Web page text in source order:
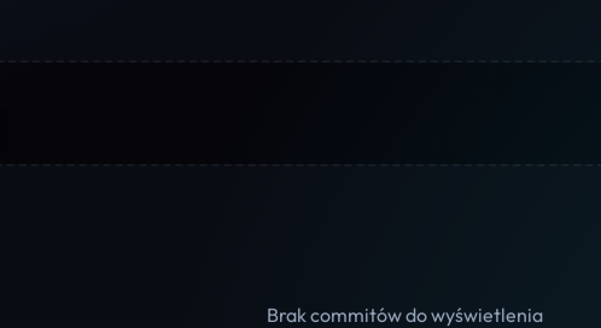
Brak commitów do wyświetlenia